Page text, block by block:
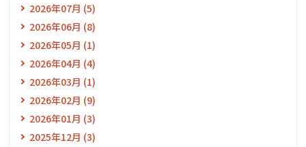
2026年07月 (5)
2026年06月 (8)
2026年05月 (1)
2026年04月 (4)
2026年03月 (1)
2026年02月 (9)
2026年01月 (3)
2025年12月 (3)